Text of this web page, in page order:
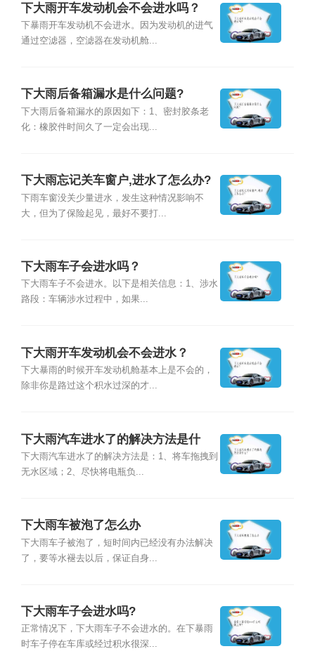
下大雨开车发动机会不会进水吗？
下暴雨开车发动机不会进水。因为发动机的进气
通过空滤器，空滤器在发动机舱...
下大雨后备箱漏水是什么问题?
下大雨后备箱漏水的原因如下：1、密封胶条老
化：橡胶件时间久了一定会出现...
下大雨忘记关车窗户,进水了怎么办?
下雨车窗没关少量进水，发生这种情况影响不
大，但为了保险起见，最好不要打...
下大雨车子会进水吗？
下大雨车子不会进水。以下是相关信息：1、涉水
路段：车辆涉水过程中，如果...
下大雨开车发动机会不会进水？
下大暴雨的时候开车发动机舱基本上是不会的，
除非你是路过这个积水过深的才...
下大雨汽车进水了的解决方法是什
么？
下大雨汽车进水了的解决方法是：1、将车拖拽到
无水区域；2、尽快将电瓶负...
下大雨车被泡了怎么办
下大雨车子被泡了，短时间内已经没有办法解决
了，要等水褪去以后，保证自身...
下大雨车子会进水吗?
正常情况下，下大雨车子不会进水的。在下暴雨
时车子停在车库或经过积水很深...